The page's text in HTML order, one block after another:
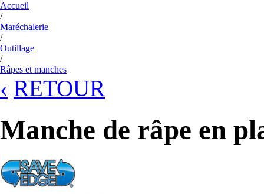
Accueil
/
Maréchalerie
/
Outillage
/
Râpes et manches
‹ RETOUR
Manche de râpe en